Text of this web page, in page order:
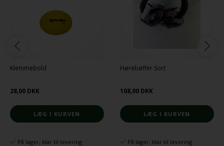
Klemmebold
28,00 DKK
På lager, klar til levering
Hørebøffer Sort
108,00 DKK
På lager, klar til levering